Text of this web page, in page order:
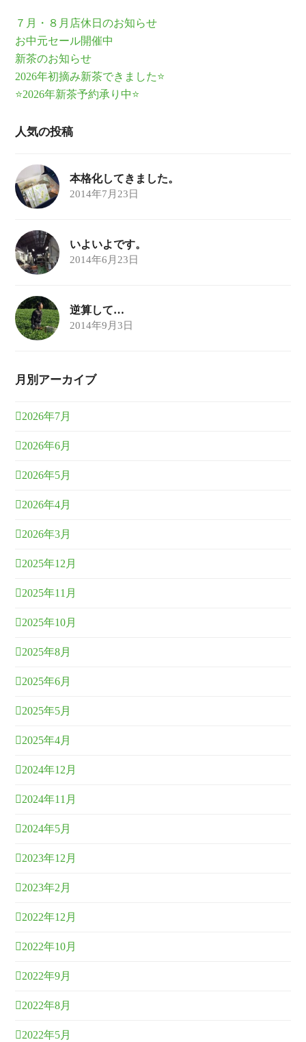
７月・８月店休日のお知らせ
お中元セール開催中
新茶のお知らせ
2026年初摘み新茶できました⭐
⭐2026年新茶予約承り中⭐
人気の投稿
本格化してきました。
2014年7月23日
いよいよです。
2014年6月23日
逆算して…
2014年9月3日
月別アーカイブ
2026年7月
2026年6月
2026年5月
2026年4月
2026年3月
2025年12月
2025年11月
2025年10月
2025年8月
2025年6月
2025年5月
2025年4月
2024年12月
2024年11月
2024年5月
2023年12月
2023年2月
2022年12月
2022年10月
2022年9月
2022年8月
2022年5月